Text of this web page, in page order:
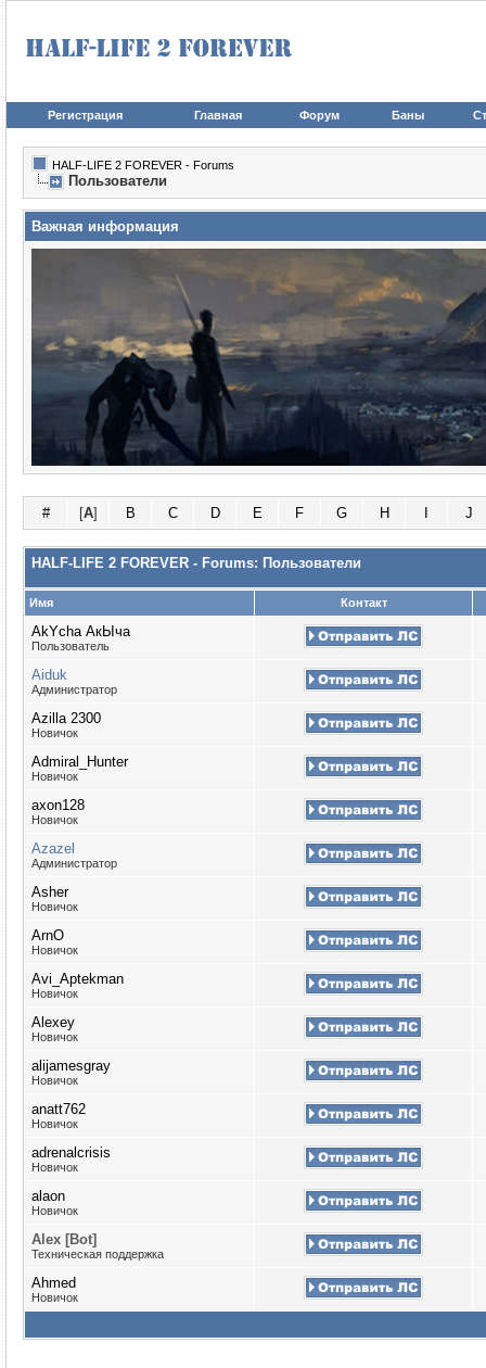
Регистрация Главная Форум Баны
HALF-LIFE 2 FOREVER - Forums
Пользователи
Важная информация
# [A] B C D E F G H J
HALF-LIFE 2 FOREVER - Forums: Пользователи
Имя Контакт
AkYcha АкЫча
Пользователь
Aiduk
Администратор
Azilla 2300
Новичок
Admiral_Hunter
Новичок
axon128
Новичок
Azazel
Администратор
Asher
Новичок
ArnO
Новичок
Avi_Aptekman
Новичок
Alexey
Новичок
alijamesgray
Новичок
anatt762
Новичок
adrenalcrisis
Новичок
alaon
Новичок
Alex [Bot]
Техническая поддержка
Ahmed
Новичок